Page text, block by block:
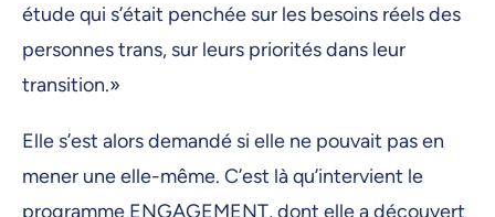
étude qui s’était penchée sur les besoins réels des
personnes trans, sur leurs priorités dans leur
transition.»
Elle s’est alors demandé si elle ne pouvait pas en
mener une elle-même. C’est là qu’intervient le
programme ENGAGEMENT, dont elle a découvert